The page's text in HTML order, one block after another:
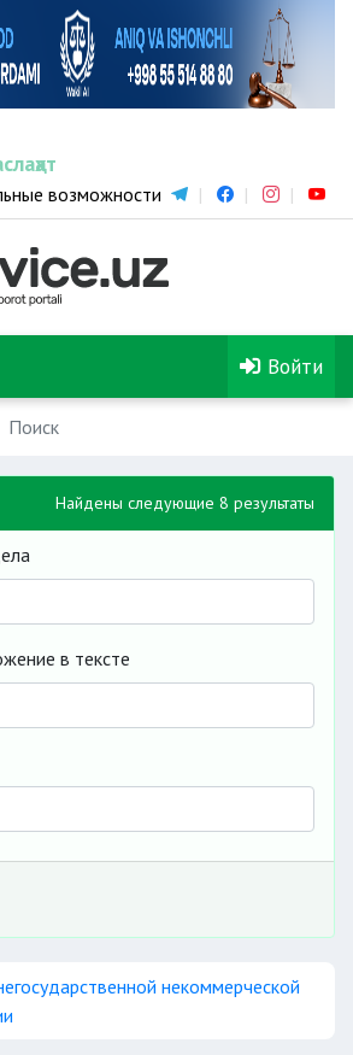
возможности
Войти
Поиск
Найдены следующие 8 результаты
в тексте
некоммерческой